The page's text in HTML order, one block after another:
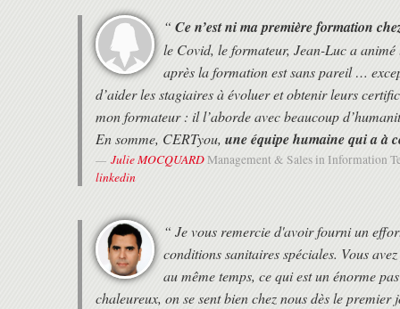
LES PRATIQUES DEVOPS
Amélioration continue
Théorie des Contraintes
Les 3 voies DevOps
Agile et les méthodes Lean
Pratiques ITSM
DEVOPS ET L'AUTOMATISATION
Pratiques d'automatisation DevOps
Catégories d'outils DevOps
La chaîne d'outils DevOps?
ADOPTER UNE CULTURE DEVOPS
Mise en route
Défis, risques et facteurs clés de réussite
Mesurer le succès de DevOps
SOURCES D'INFORMATION ADDITIONNELLES
“ Ce n’est ni ma première formation
le Covid, le formateur, Jean-Luc a
après la formation est sans pareil …
d’aider les stagiaires à évoluer et obtenir leurs
mon formateur : il l’aborde avec beaucoup
En somme, CERTyou, une équipe humaine qui a à
Julie MOCQUARDManagement & Sales in Information
linkedin
“ Je vous remercie d'avoir fourni un
conditions sanitaires spéciales. Vous
au même temps, ce qui est un énorme
chaleureux, on se sent bien chez nous dès le